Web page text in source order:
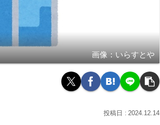
画像：いらすとや
2024.12.14